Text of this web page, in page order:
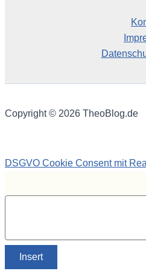
Copyright © 2026 TheoBlog.de
DSGVO Cookie Consent mit
Insert